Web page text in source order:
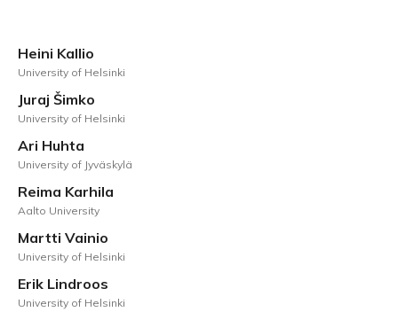
Heini Kallio
University of Helsinki
Juraj Šimko
University of Helsinki
Ari Huhta
University of Jyväskylä
Reima Karhila
Aalto University
Martti Vainio
University of Helsinki
Erik Lindroos
University of Helsinki